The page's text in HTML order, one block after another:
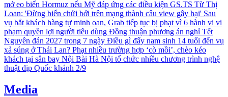
mở eo biển Hormuz nếu Mỹ đáp ứng các điều kiện GS.TS Từ Thị
Loan: 'Đừng biến chửi bới trên mạng thành câu view gây hại' Sau
vụ bắt khách hàng tự minh oan, Grab tiếp tục bị phạt vì 6 hành vi vi
phạm quyền lợi người tiêu dùng Đồng thuận phương án nghỉ Tết
Nguyên đán 2027 trong 7 ngày Điều gì đẩy nam sinh 14 tuổi đến vụ
xả súng ở Thái Lan? Phạt nhiều trường hợp ‘cò mồi’, chèo kéo
khách tại sân bay Nội Bài Hà Nội tổ chức nhiều chương trình nghệ
thuật dịp Quốc khánh 2/9
Media